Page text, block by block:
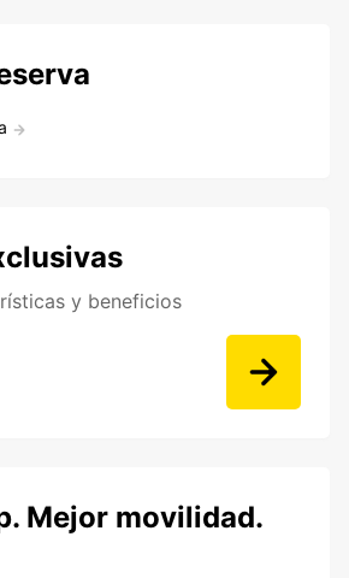
y beneficios
Mejor movilidad.